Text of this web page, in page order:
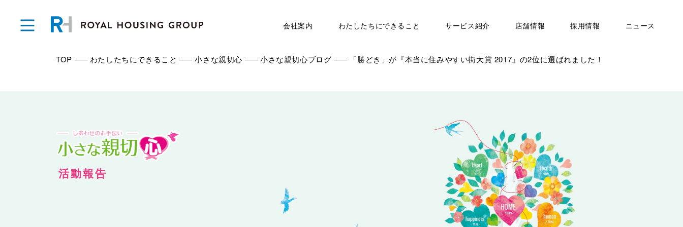
会社案内 わたしたちにできること サービス紹介 店舗情報 採用情報 ニュース
TOP わたしたちにできること 小さな親切心 小さな親切心ブログ 「勝どき」が『本当に住みやすい街大賞 2017』の2位に選ばれました！
活動報告